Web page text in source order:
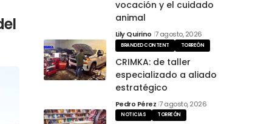
vocación y el cuidado
animal
Lily Quirino 7 agosto, 2026
BRANDED CONTENT TORREÓN
CRIMKA: de taller
especializado a aliado
estratégico
Pedro Pérez 7 agosto, 2026
NOTICIAS TORREÓN